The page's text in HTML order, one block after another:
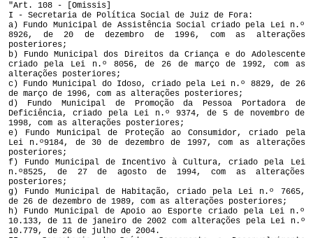
"Art. 108 - [Omissis]
I - Secretaria de Política Social de Juiz de Fora:
a) Fundo Municipal de Assistência Social criado pela Lei n.º
8926, de 20 de dezembro de 1996, com as alterações
posteriores;
b) Fundo Municipal dos Direitos da Criança e do Adolescente
criado pela Lei n.º 8056, de 26 de março de 1992, com as
alterações posteriores;
c) Fundo Municipal do Idoso, criado pela Lei n.º 8829, de 26
de março de 1996, com as alterações posteriores;
d) Fundo Municipal de Promoção da Pessoa Portadora de
Deficiência, criado pela Lei n.º 9374, de 5 de novembro de
1998, com as alterações posteriores;
e) Fundo Municipal de Proteção ao Consumidor, criado pela
Lei n.º9184, de 30 de dezembro de 1997, com as alterações
posteriores;
f) Fundo Municipal de Incentivo à Cultura, criado pela Lei
n.º8525, de 27 de agosto de 1994, com as alterações
posteriores;
g) Fundo Municipal de Habitação, criado pela Lei n.º 7665,
de 26 de dezembro de 1989, com as alterações posteriores;
h) Fundo Municipal de Apoio ao Esporte criado pela Lei n.º
10.133, de 11 de janeiro de 2002 com alterações pela Lei n.º
10.779, de 26 de julho de 2004.